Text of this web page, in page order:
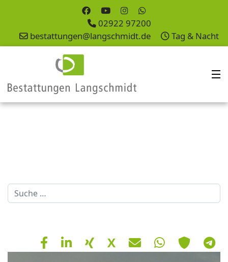
02922 97200
bestattungen@langschmidt.de
Tag & Nacht
Suchen
X